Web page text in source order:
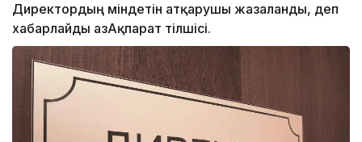
Директордың міндетін атқарушы жазаланды, деп
хабарлайды ҚазАқпарат тілшісі.